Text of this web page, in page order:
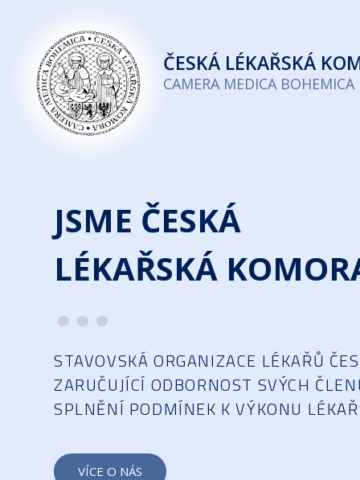
Česká
lékařská
komora
ČESKÁ LÉKAŘSKÁ
CAMERA MEDICA BOHEMICA
JSME ČESKÁ
LÉKAŘSKÁ
...
STAVOVSKÁ ORGANIZACE LÉKAŘŮ
ZARUČUJÍCÍ ODBORNOST SVÝCH
SPLNĚNÍ PODMÍNEK K VÝKONU
VÍCE O NÁS